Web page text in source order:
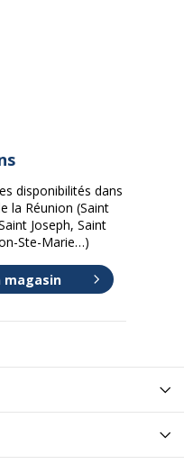
disponibilités dans
la Réunion (Saint
Joseph, Saint
Ste-Marie…)
magasin